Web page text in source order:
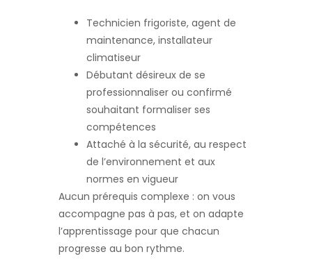
Technicien frigoriste, agent de
maintenance, installateur
climatiseur
Débutant désireux de se
professionnaliser ou confirmé
souhaitant formaliser ses
compétences
Attaché à la sécurité, au respect
de l’environnement et aux
normes en vigueur
Aucun prérequis complexe : on vous
accompagne pas à pas, et on adapte
l’apprentissage pour que chacun
progresse au bon rythme.